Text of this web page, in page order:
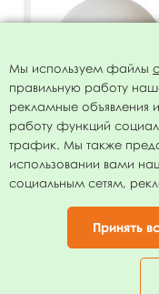
Воздушный шар 12"/
Пастель FOSSIL 417
755.00руб.
Мы используем файлы
правильную работу
рекламные объявления
работу функций
трафик. Мы также
использовании вами
социальным сетям,
Принять